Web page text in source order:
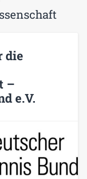
die
–
e.V.